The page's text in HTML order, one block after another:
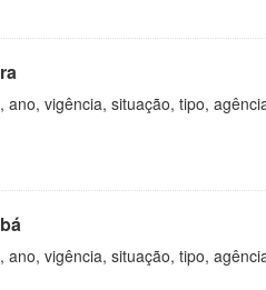
vigência, situação, tipo,
vigência, situação, tipo,